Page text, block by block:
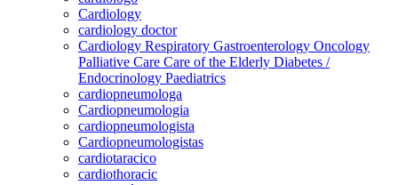
Cardiology
cardiology doctor
Cardiology Respiratory Gastroenterology Oncology
Palliative Care Care of the Elderly Diabetes /
Endocrinology Paediatrics
cardiopneumologa
Cardiopneumologia
cardiopneumologista
Cardiopneumologistas
cardiotaracico
cardiothoracic